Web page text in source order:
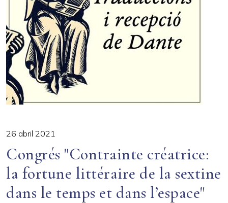
26 abril 2021
Congrés "Contrainte créatrice:
la fortune littéraire de la sextine
dans le temps et dans l’espace"